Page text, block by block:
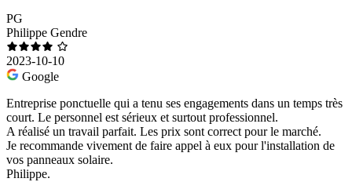
PG
Philippe Gendre
2023-10-10
Google
Entreprise ponctuelle qui a tenu ses engagements dans un temps très
court. Le personnel est sérieux et surtout professionnel.
A réalisé un travail parfait. Les prix sont correct pour le marché.
Je recommande vivement de faire appel à eux pour l'installation de
vos panneaux solaire.
Philippe.